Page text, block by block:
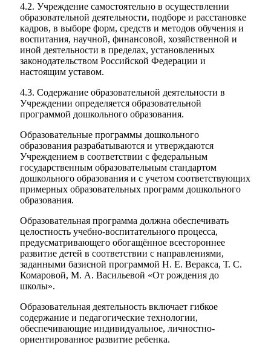
4.2. Учреждение самостоятельно в осуществлении
образовательной деятельности, подборе и расстановке
кадров, в выборе форм, средств и методов обучения и
воспитания, научной, финансовой, хозяйственной и
иной деятельности в пределах, установленных
законодательством Российской Федерации и
настоящим уставом.
4.3. Содержание образовательной деятельности в
Учреждении определяется образовательной
программой дошкольного образования.
Образовательные программы дошкольного
образования разрабатываются и утверждаются
Учреждением в соответствии с федеральным
государственным образовательным стандартом
дошкольного образования и с учетом соответствующих
примерных образовательных программ дошкольного
образования.
Образовательная программа должна обеспечивать
целостность учебно-воспитательного процесса,
предусматривающего обогащённое всестороннее
развитие детей в соответствии с направлениями,
заданными базисной программой Н. Е. Веракса, Т. С.
Комаровой, М. А. Васильевой «От рождения до
школы».
Образовательная деятельность включает гибкое
содержание и педагогические технологии,
обеспечивающие индивидуальное, личностно-
ориентированное развитие ребенка.